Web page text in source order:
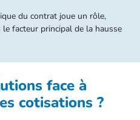
du contrat joue un rôle,
le facteur principal de la hausse
face à
cotisations ?